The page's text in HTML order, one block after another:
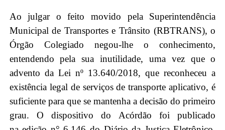
Ao julgar o feito movido pela Superintendência
Municipal de Transportes e Trânsito (RBTRANS), o
Órgão Colegiado negou-lhe o conhecimento,
entendendo pela sua inutilidade, uma vez que o
advento da Lei nº 13.640/2018, que reconheceu a
existência legal de serviços de transporte aplicativo, é
suficiente para que se mantenha a decisão do primeiro
grau. O dispositivo do Acórdão foi publicado